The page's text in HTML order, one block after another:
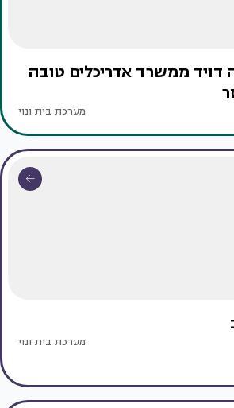
דויד ממשרד אדריכלים טובה
מערכת בית ונוי
מערכת בית ונוי